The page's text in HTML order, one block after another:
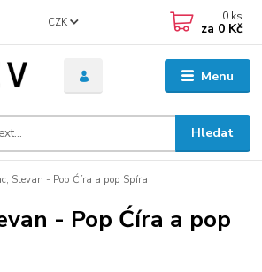
Menu
CZK
Hledat
0 ks
za 0 Kč
Stevan - Pop Ćíra a pop Spíra
- Pop Ćíra a pop